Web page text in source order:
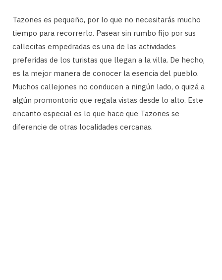
Tazones es pequeño, por lo que no necesitarás mucho
tiempo para recorrerlo. Pasear sin rumbo fijo por sus
callecitas empedradas es una de las actividades
preferidas de los turistas que llegan a la villa. De hecho,
es la mejor manera de conocer la esencia del pueblo.
Muchos callejones no conducen a ningún lado, o quizá a
algún promontorio que regala vistas desde lo alto. Este
encanto especial es lo que hace que Tazones se
diferencie de otras localidades cercanas.